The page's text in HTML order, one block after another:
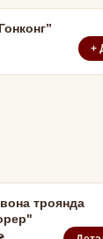
+
троянда